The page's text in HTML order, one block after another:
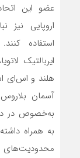
عضو این
اروپایی نیز
استفاده
ایربالتیک
هلند و اس‌ای
آسمان
به‌خصوص در
به همراه
محدودیت‌های